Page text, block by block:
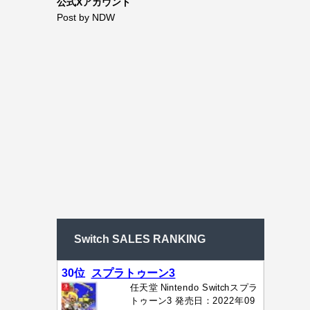
Post by NDW
Switch SALES RANKING